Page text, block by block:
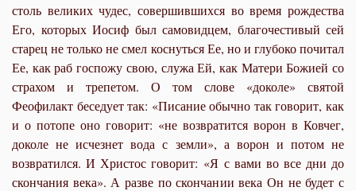
столь великих чудес, совершившихся во время рождества
Его, которых Иосиф был самовидцем, благочестивый сей
старец не только не смел коснуться Ее, но и глубоко почитал
Ее, как раб госпожу свою, служа Ей, как Матери Божией со
страхом и трепетом. О том слове «доколе» святой
Феофилакт беседует так: «Писание обычно так говорит, как
и о потопе оно говорит: «не возвратится ворон в Ковчег,
доколе не исчезнет вода с земли», а ворон и потом не
возвратился. И Христос говорит: «Я с вами во все дни до
скончания века». А разве по скончании века Он не будет с